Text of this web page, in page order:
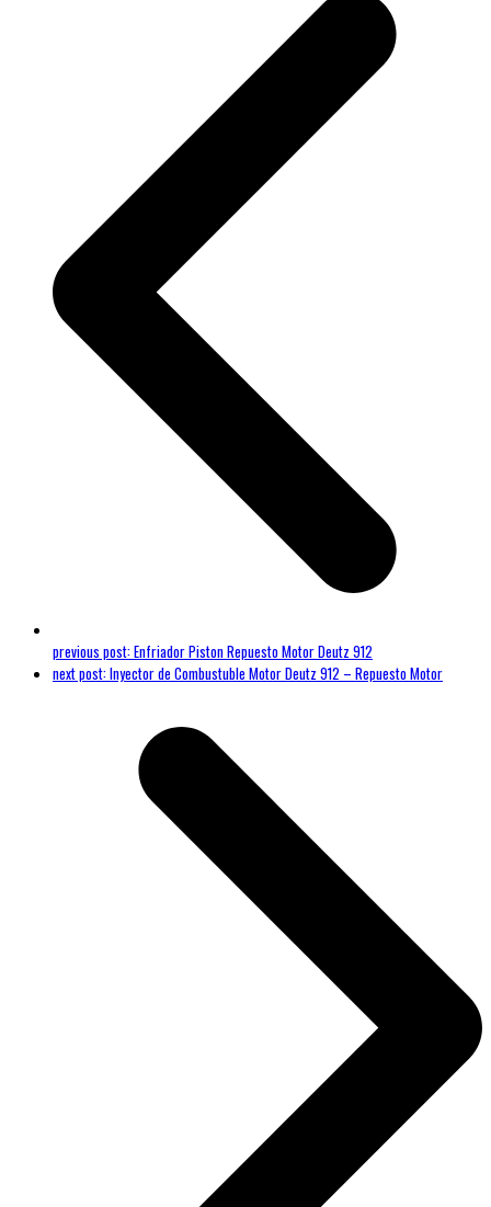
previous post:Enfriador Piston Repuesto Motor Deutz 912
next post:Inyector de Combustuble Motor Deutz 912 – Repuesto Motor